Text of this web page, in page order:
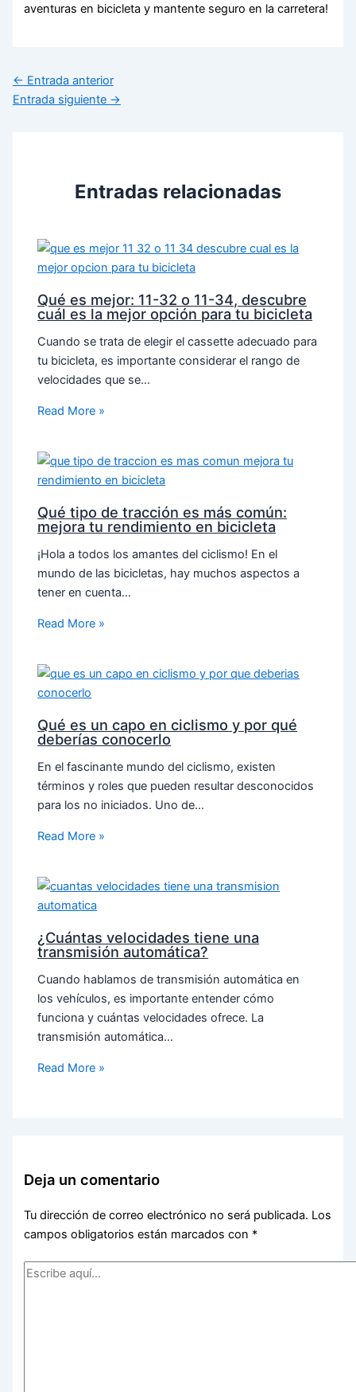
aventuras en bicicleta y mantente seguro en la carretera!
← Entrada anterior
Entrada siguiente →
Entradas relacionadas
Qué es mejor: 11-32 o 11-34, descubre
cuál es la mejor opción para tu bicicleta
Cuando se trata de elegir el cassette adecuado para
tu bicicleta, es importante considerar el rango de
velocidades que se…
Read More »
Qué tipo de tracción es más común:
mejora tu rendimiento en bicicleta
¡Hola a todos los amantes del ciclismo! En el
mundo de las bicicletas, hay muchos aspectos a
tener en cuenta…
Read More »
Qué es un capo en ciclismo y por qué
deberías conocerlo
En el fascinante mundo del ciclismo, existen
términos y roles que pueden resultar desconocidos
para los no iniciados. Uno de…
Read More »
¿Cuántas velocidades tiene una
transmisión automática?
Cuando hablamos de transmisión automática en
los vehículos, es importante entender cómo
funciona y cuántas velocidades ofrece. La
transmisión automática…
Read More »
Deja un comentario
Tu dirección de correo electrónico no será publicada. Los
campos obligatorios están marcados con *
Escribe